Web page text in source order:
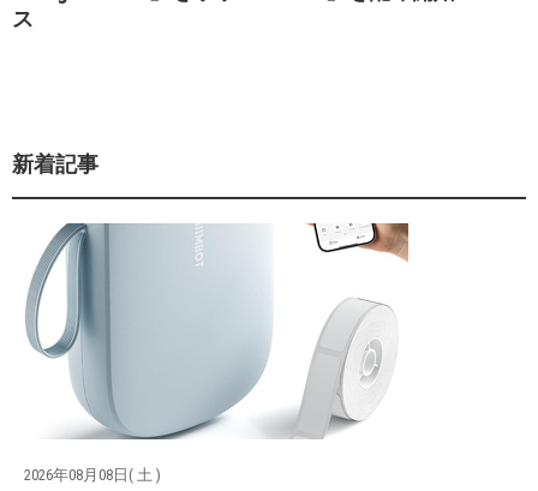
ス
新着記事
2026年08月08日( 土 )